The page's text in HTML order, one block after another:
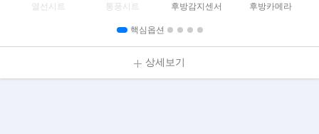
열선시트 통풍시트 후방감지센서 후방카메라
핵심옵션
상세보기